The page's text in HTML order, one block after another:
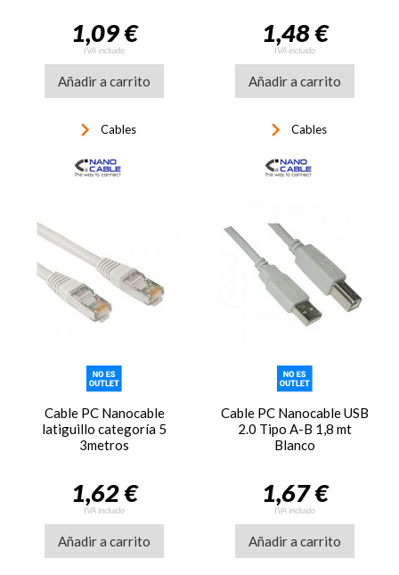
1,09 €
IVA incluido
Añadir a carrito
keyboard_arrow_right Cables
1,48 €
IVA incluido
Añadir a carrito
keyboard_arrow_right Cables
Cable PC Nanocable
latiguillo categoría 5
3metros
1,62 €
IVA incluido
Añadir a carrito
Cable PC Nanocable USB
2.0 Tipo A-B 1,8 mt
Blanco
1,67 €
IVA incluido
Añadir a carrito